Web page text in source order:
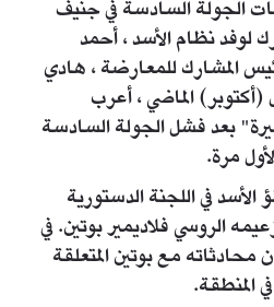
الجولة السادسة في جنيف
لوفد نظام الأسد ، أحمد
المشارك للمعارضة ، هادي
(أكتوبر) الماضي ، أعرب
بعد فشل الجولة السادسة
مرة.
في اللجنة الدستورية
الروسي فلاديمير بوتين. في
مع بوتين المتعلقة
المنطقة.